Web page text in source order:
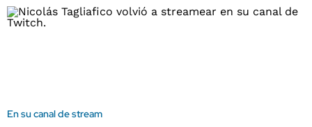
En su canal de stream